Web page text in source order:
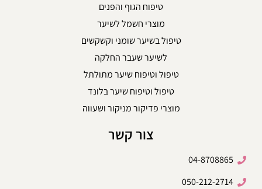
טיפוח הגוף והפנים
מוצרי חשמל לשיער
טיפול בשיער שומני וקשקשים
לשיער שעבר החלקה
טיפול וטיפוח שיער מתולתל
טיפול וטיפוח שיער בלונד
מוצרי פדיקור מניקור ושעווה
צור קשר
04-8708865
050-212-2714